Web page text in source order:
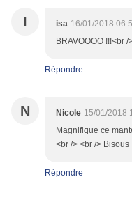
I isa 16/01/2018
BRAVOOOO !!!<br
Répondre
N Nicole 15/01/2018
Magnifique ce
<br /> <br /> Bisous
Répondre